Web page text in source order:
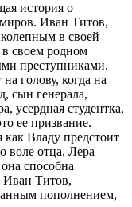
история о
Иван Титов,
в своей
своем родном
преступниками.
голову, когда на
сын генерала,
усердная студентка,
ее призвание.
Владу предстоит
воле отца, Лера
способна
Иван Титов,
пополнением,